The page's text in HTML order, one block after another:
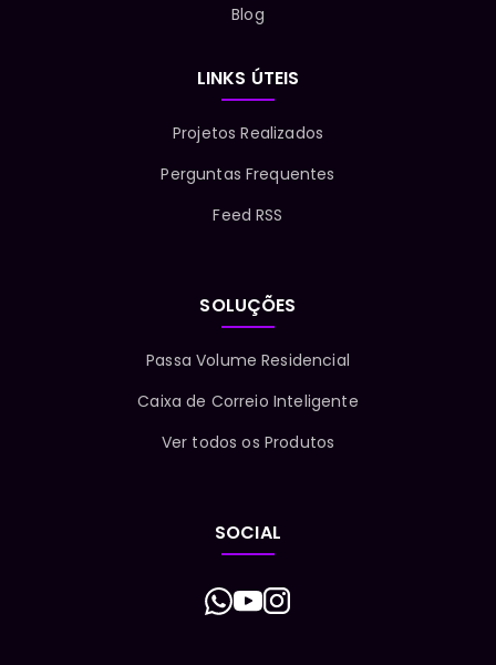
Blog
LINKS ÚTEIS
Projetos Realizados
Perguntas Frequentes
Feed RSS
SOLUÇÕES
Passa Volume Residencial
Caixa de Correio Inteligente
Ver todos os Produtos
SOCIAL